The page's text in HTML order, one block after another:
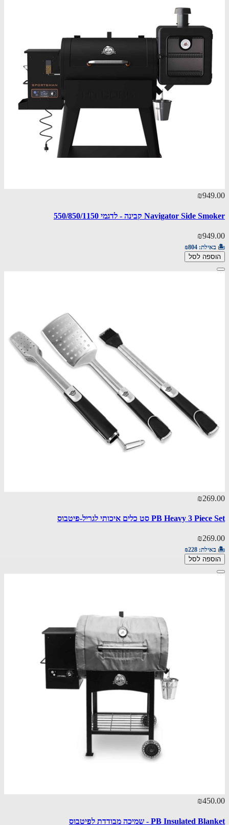
₪949.00
Navigator Side Smoker קבינה - לדגמי 550/850/1150
₪949.00
🏝️ באילת: ₪804
הוספה לסל
₪269.00
PB Heavy 3 Piece Set סט כלים איכותי לגריל-פיטבוס
₪269.00
🏝️ באילת: ₪228
הוספה לסל
₪450.00
PB Insulated Blanket - שמיכה מבודדת לפיטבוס